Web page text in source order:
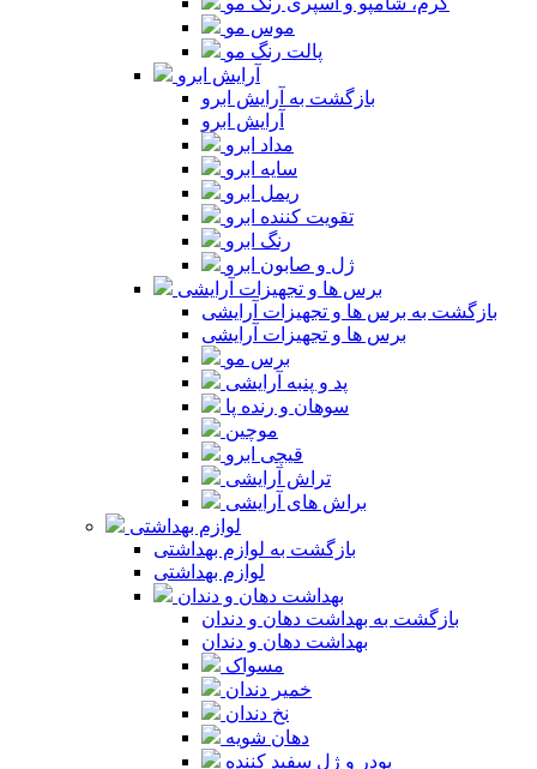
موس مو
پالت رنگ مو
آرایش ابرو
بازگشت به آرایش ابرو
آرایش ابرو
مداد ابرو
سایه ابرو
ریمل ابرو
تقویت کننده ابرو
رنگ ابرو
ژل و صابون ابرو
برس ها و تجهیزات آرایشی
بازگشت به برس ها و تجهیزات آرایشی
برس ها و تجهیزات آرایشی
برس مو
پد و پنبه آرایشی
سوهان و رنده پا
موچین
قیچی ابرو
تراش آرایشی
براش های آرایشی
لوازم بهداشتی
بازگشت به لوازم بهداشتی
لوازم بهداشتی
بهداشت دهان و دندان
بازگشت به بهداشت دهان و دندان
بهداشت دهان و دندان
مسواک
خمیر دندان
نخ دندان
دهان شویه
پودر و ژل سفید کننده